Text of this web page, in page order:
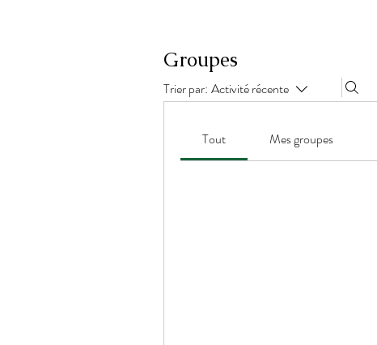
Groupes
Trier par: Activité récente
Tout Mes groupes